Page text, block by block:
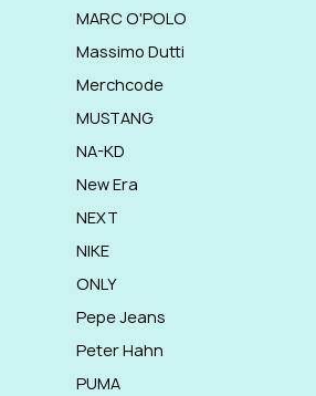
MARC O'POLO
Massimo Dutti
Merchcode
MUSTANG
NA-KD
New Era
NEXT
NIKE
ONLY
Pepe Jeans
Peter Hahn
PUMA